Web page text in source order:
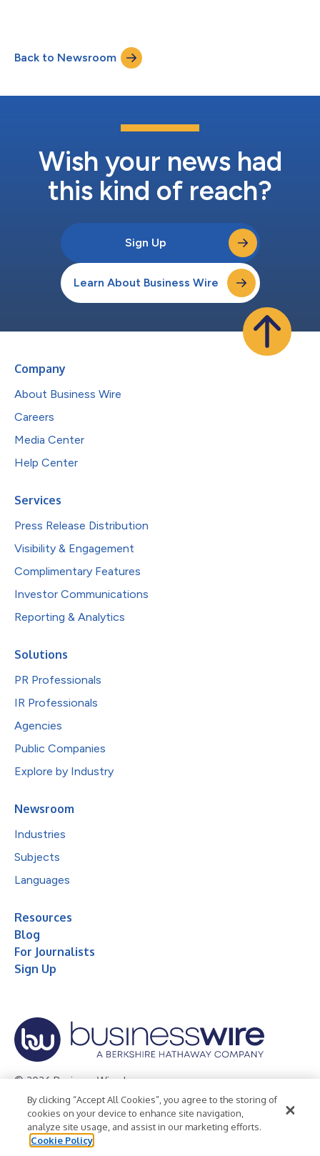
servizi di consulenza per i settori del trading energetico e dei
servizi finanziari, con clienti che comprendono hedge fund,
Back to Newsroom
Wish your news had
this kind of reach?
Sign Up
Learn About Business Wire
Company
About Business Wire
Careers
Media Center
Help Center
Services
Press Release Distribution
Visibility & Engagement
Complimentary Features
Investor Communications
Reporting & Analytics
Solutions
PR Professionals
IR Professionals
Agencies
Public Companies
Explore by Industry
Newsroom
Industries
Subjects
Languages
Resources
Blog
For Journalists
Sign Up
© 2026 Business Wire, Inc.
Privacy Policy Cookie Policy
Accessibility Statement
Terms of Use
Legal
By clicking “Accept All Cookies”, you agree to the storing of
cookies on your device to enhance site navigation,
analyze site usage, and assist in our marketing efforts.
Cookie Policy